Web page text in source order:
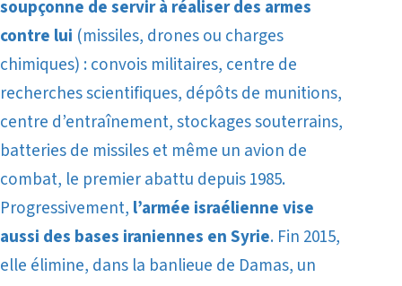
soupçonne de servir à réaliser des armes
contre lui (missiles, drones ou charges
chimiques) : convois militaires, centre de
recherches scientifiques, dépôts de munitions,
centre d’entraînement, stockages souterrains,
batteries de missiles et même un avion de
combat, le premier abattu depuis 1985.
Progressivement, l’armée israélienne vise
aussi des bases iraniennes en Syrie. Fin 2015,
elle élimine, dans la banlieue de Damas, un